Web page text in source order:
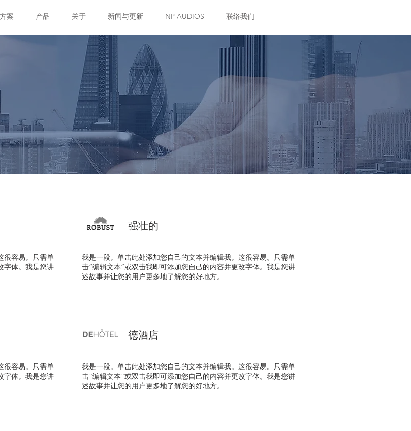
案 产品 关于 新闻与更新 NP AUDIOS 联络我们
很容易。只需单
字体。我是您讲
很容易。只需单
字体。我是您讲
强壮的
我是一段。单击此处添加您自己的文本并编辑我。这很容易。只需单
击“编辑文本”或双击我即可添加您自己的内容并更改字体。我是您讲
述故事并让您的用户更多地了解您的好地方。
德酒店
我是一段。单击此处添加您自己的文本并编辑我。这很容易。只需单
击“编辑文本”或双击我即可添加您自己的内容并更改字体。我是您讲
述故事并让您的用户更多地了解您的好地方。